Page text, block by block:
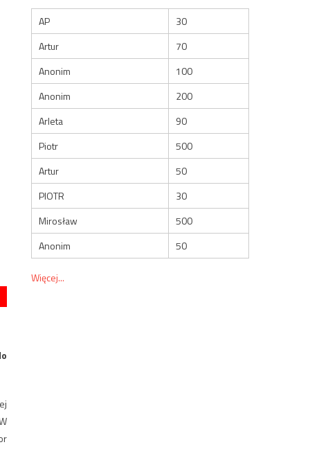
AP
30
Artur
70
Anonim
100
Anonim
200
Arleta
90
Piotr
500
Artur
50
PIOTR
30
Mirosław
500
Anonim
50
Więcej...